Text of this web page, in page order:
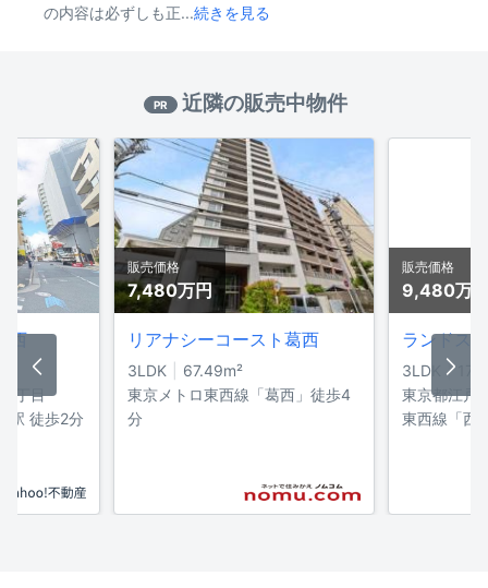
の内容は必ずしも正...続きを見る
PR 近隣の販売中物件
西
5丁目
駅 徒歩2分
販売価格
7,480万円
リアナシーコースト葛西
3LDK 67.49m²
東京メトロ東西線「葛西」徒歩4
分
販売価格
9,480万
ランドス
3LDK
東京都江戸
東西線「西